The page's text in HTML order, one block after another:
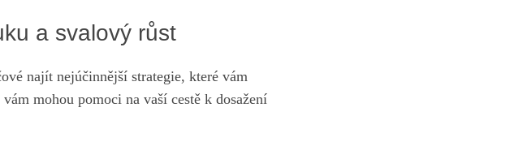
a svalový růst
najít nejúčinnější strategie,​ které vám
mohou pomoci na vaší cestě k ⁢dosažení